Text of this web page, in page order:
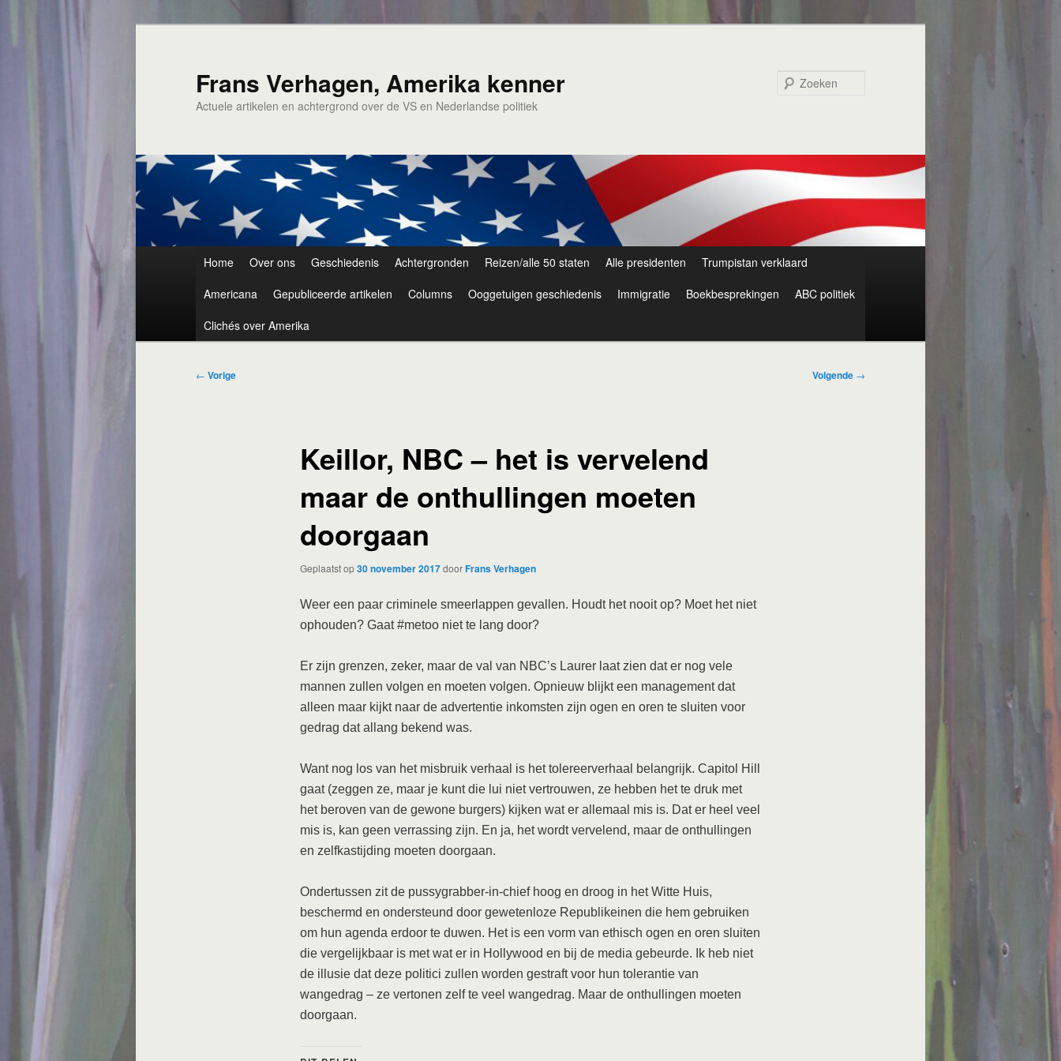
Frans Verhagen, Amerika kenner
Actuele artikelen en achtergrond over de VS en Nederlandse politiek
Home Over ons Geschiedenis Achtergronden Reizen/alle 50 staten Alle presidenten
Trumpistan verklaard
Americana
Gepubliceerde artikelen Columns Ooggetuigen geschiedenis Immigratie Boekbesprekingen
ABC politiek
Clichés over Amerika
Bericht
← Vorige Volgende →
Keillor, NBC – het is vervelend
maar de onthullingen moeten
doorgaan
Geplaatst op30 november 2017doorFrans Verhagen
Weer een paar criminele smeerlappen gevallen. Houdt het nooit op? Moet het niet
ophouden? Gaat #metoo niet te lang door?
Er zijn grenzen, zeker, maar de val van NBC’s Laurer laat zien dat er nog vele
mannen zullen volgen en moeten volgen. Opnieuw blijkt een management dat
alleen maar kijkt naar de advertentie inkomsten zijn ogen en oren te sluiten voor
gedrag dat allang bekend was.
Want nog los van het misbruik verhaal is het tolereerverhaal belangrijk. Capitol Hill
gaat (zeggen ze, maar je kunt die lui niet vertrouwen, ze hebben het te druk met
het beroven van de gewone burgers) kijken wat er allemaal mis is. Dat er heel veel
mis is, kan geen verrassing zijn. En ja, het wordt vervelend, maar de onthullingen
en zelfkastijding moeten doorgaan.
Ondertussen zit de pussygrabber-in-chief hoog en droog in het Witte Huis,
beschermd en ondersteund door gewetenloze Republikeinen die hem gebruiken
om hun agenda erdoor te duwen. Het is een vorm van ethisch ogen en oren sluiten
die vergelijkbaar is met wat er in Hollywood en bij de media gebeurde. Ik heb niet
de illusie dat deze politici zullen worden gestraft voor hun tolerantie van
wangedrag – ze vertonen zelf te veel wangedrag. Maar de onthullingen moeten
doorgaan.